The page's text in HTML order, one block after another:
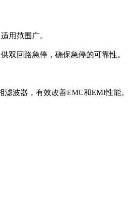
用范围广。
双回路急停，确保急停的可靠性。
波器，有效改善EMC和EMI性能。